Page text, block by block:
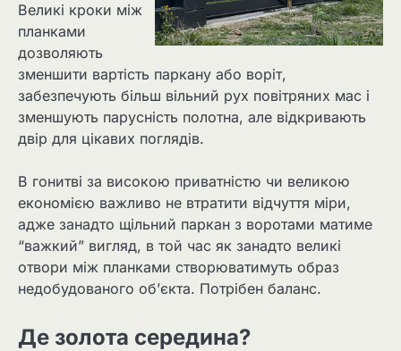
Великі кроки між
планками
дозволяють
зменшити вартість паркану або воріт,
забезпечують більш вільний рух повітряних мас і
зменшують парусність полотна, але відкривають
двір для цікавих поглядів.
В гонитві за високою приватністю чи великою
економією важливо не втратити відчуття міри,
адже занадто щільний паркан з воротами матиме
“важкий” вигляд, в той час як занадто великі
отвори між планками створюватимуть образ
недобудованого об’єкта. Потрібен баланс.
Де золота середина?